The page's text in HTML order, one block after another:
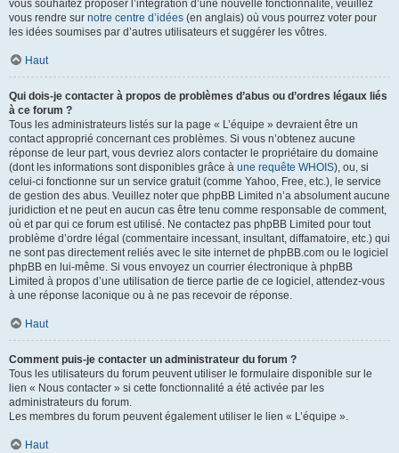
vous souhaitez proposer l’intégration d’une nouvelle fonctionnalité, veuillez
vous rendre sur notre centre d’idées (en anglais) où vous pourrez voter pour
les idées soumises par d’autres utilisateurs et suggérer les vôtres.
Haut
Qui dois-je contacter à propos de problèmes d’abus ou d’ordres légaux liés
à ce forum ?
Tous les administrateurs listés sur la page « L’équipe » devraient être un
contact approprié concernant ces problèmes. Si vous n’obtenez aucune
réponse de leur part, vous devriez alors contacter le propriétaire du domaine
(dont les informations sont disponibles grâce à une requête WHOIS), ou, si
celui-ci fonctionne sur un service gratuit (comme Yahoo, Free, etc.), le service
de gestion des abus. Veuillez noter que phpBB Limited n’a absolument aucune
juridiction et ne peut en aucun cas être tenu comme responsable de comment,
où et par qui ce forum est utilisé. Ne contactez pas phpBB Limited pour tout
problème d’ordre légal (commentaire incessant, insultant, diffamatoire, etc.) qui
ne sont pas directement reliés avec le site internet de phpBB.com ou le logiciel
phpBB en lui-même. Si vous envoyez un courrier électronique à phpBB
Limited à propos d’une utilisation de tierce partie de ce logiciel, attendez-vous
à une réponse laconique ou à ne pas recevoir de réponse.
Haut
Comment puis-je contacter un administrateur du forum ?
Tous les utilisateurs du forum peuvent utiliser le formulaire disponible sur le
lien « Nous contacter » si cette fonctionnalité a été activée par les
administrateurs du forum.
Les membres du forum peuvent également utiliser le lien « L’équipe ».
Haut